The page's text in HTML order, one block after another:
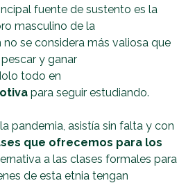
fuente de sustento es la
masculino de la
se considera más valiosa que
y ganar
todo en
para seguir estudiando.
pandemia, asistía sin falta y con
que ofrecemos para los
a las clases formales para
de esta etnia tengan